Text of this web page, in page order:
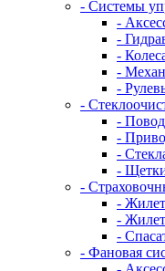
- Системы
-
-
-
-
-
-
-
-
-
-
-
-
-
-
- Фановая